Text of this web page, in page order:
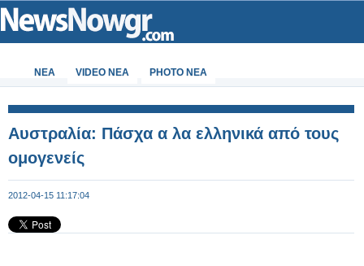
ΝΕΑ VIDEO NEA PHOTO NEA
Αυστραλία: Πάσχα α λα ελληνικά από τους
ομογενείς
2012-04-15 11:17:04